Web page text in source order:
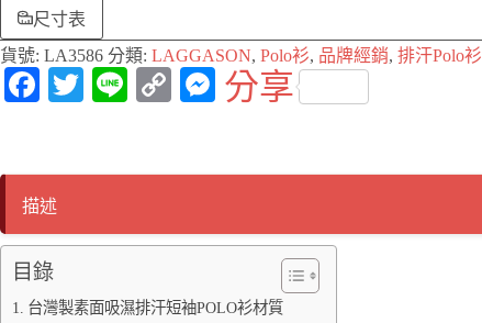
尺寸表
貨號: LA3586 分類: LAGGASON, Polo衫, 品牌經銷, 排汗Polo衫
Fa
ok
T
Li C
nk
M
er
分享
描述
目錄
台灣製素面吸濕排汗短袖POLO衫材質